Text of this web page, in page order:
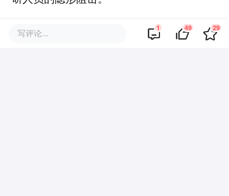
不知情的研究者，很可能会使用被污染的数
写评论... 1 49 29